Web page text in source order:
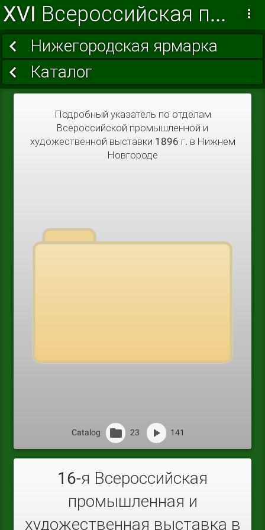
XVI Всероссийская промышленная и художественная выставка 1896 г. в Нижнем Новгороде
Нижегородская ярмарка
Каталог
Подробный указатель по отделам
Всероссийской промышленной и
художественной выставки 1896 г. в Нижнем
Новгороде
Catalog 23 141
16-я Всероссийская
промышленная и
художественная выставка в